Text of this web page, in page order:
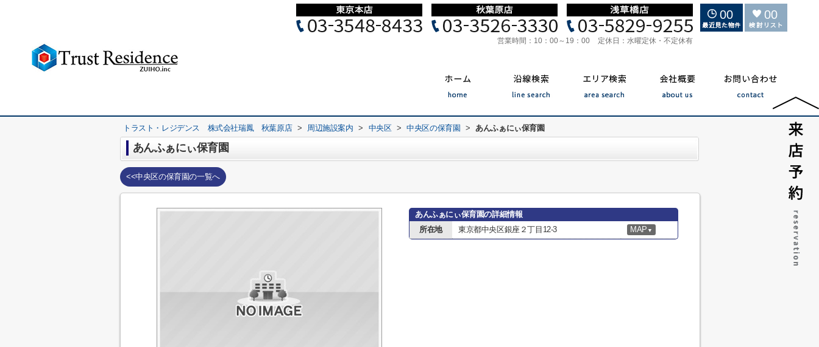
営業時間： 10：00～19：00 定休日： 水曜定休・不定休有
00 00
トラスト・レジデンス 株式会社瑞鳳 秋葉原店 > 周辺施設案内 > 中央区 > 中央区の保育園 > あんふぁにぃ保育園
あんふぁにぃ保育園
<<中央区の保育園の一覧へ
あんふぁにぃ保育園の詳細情報
所在地
東京都中央区銀座２丁目12-3 MAP ▼